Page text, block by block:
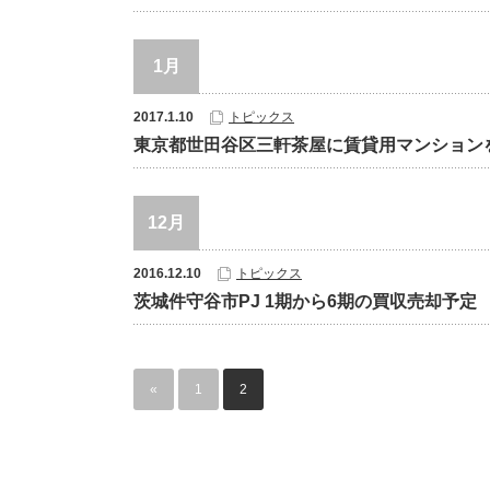
1月
2017.1.10 トピックス
東京都世田谷区三軒茶屋に賃貸用マンション
12月
2016.12.10 トピックス
茨城件守谷市PJ 1期から6期の買収売却予定
« 1 2